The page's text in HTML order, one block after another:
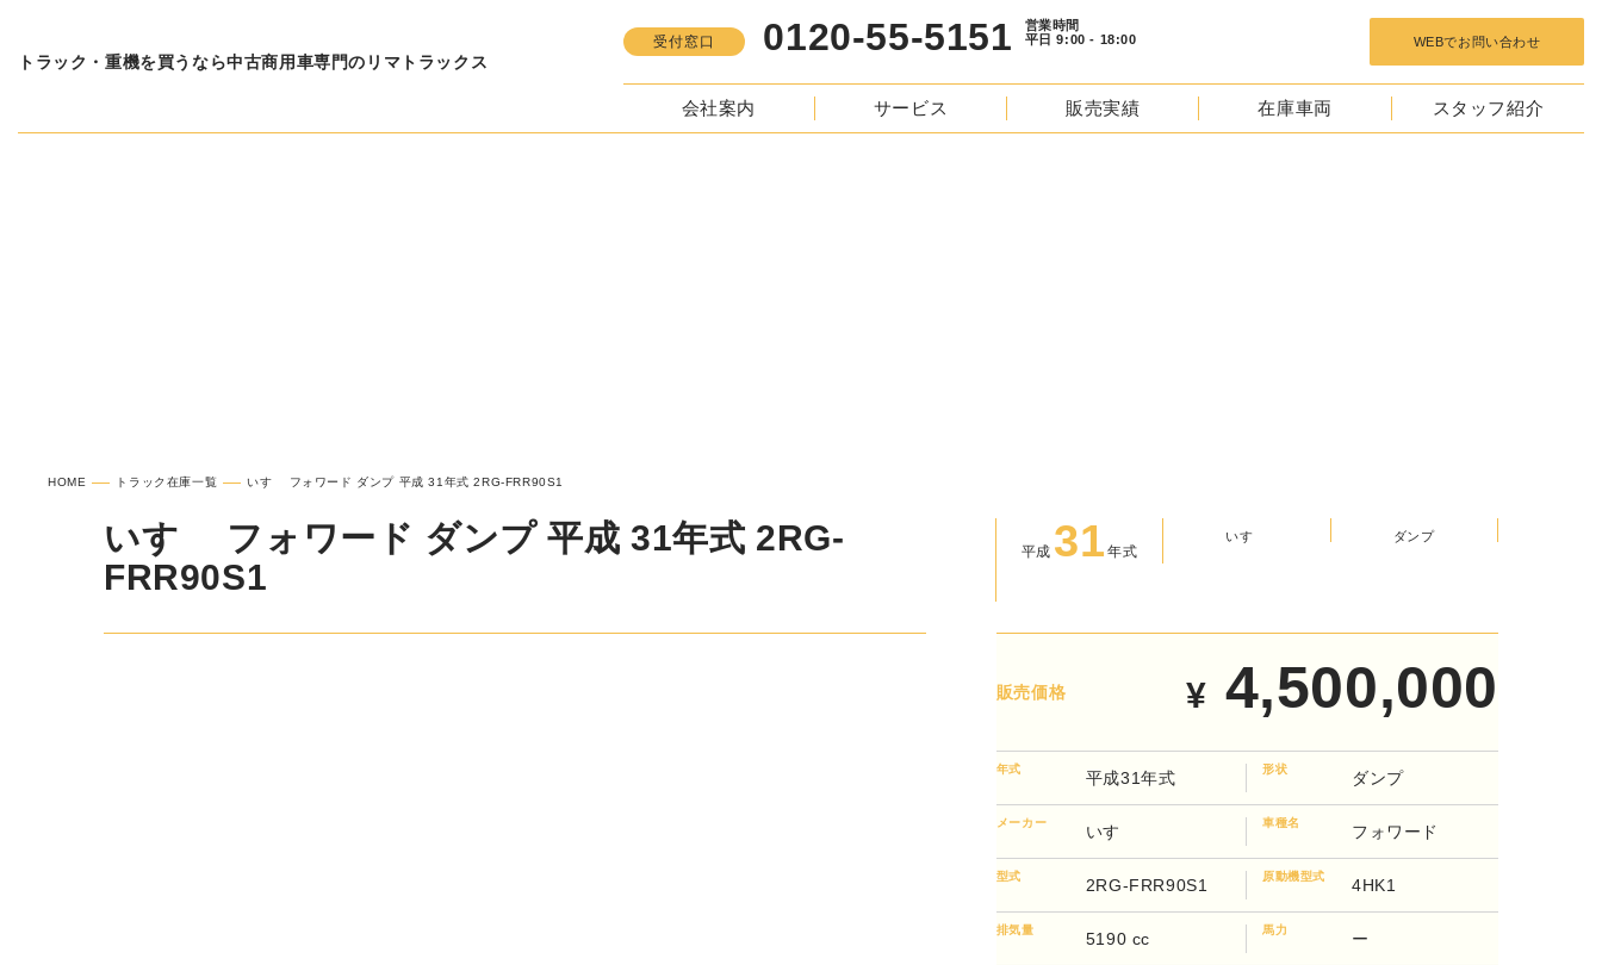
トラック・重機を買うなら中古商用車専門のリマトラックス
受付窓口 0120-55-5151
営業時間
平日 9:00 - 18:00
WEBでお問い合わせ
会社案内 サービス 販売実績 在庫車両 スタッフ紹介
HOME トラック在庫一覧 いすゞ フォワード ダンプ 平成 31年式 2RG-FRR90S1
いすゞ フォワード ダンプ 平成 31年式 2RG-
FRR90S1
平成31年式
ダンプ
販売価格 ¥4,500,000
年式 平成31年式 形状 ダンプ
メーカー いすゞ 車種名 フォワード
型式 2RG-FRR90S1 原動機型式 4HK1
排気量 5190 cc 馬力 ー